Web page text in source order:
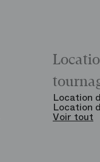
Location
Location
Voir tout